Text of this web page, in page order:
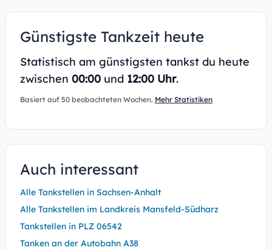
Günstigste Tankzeit heute
Statistisch am günstigsten tankst du heute
zwischen 00:00 und 12:00 Uhr.
Basiert auf 50 beobachteten Wochen. Mehr Statistiken
Auch interessant
Alle Tankstellen in Sachsen-Anhalt
Alle Tankstellen im Landkreis Mansfeld-Südharz
Tankstellen in PLZ 06542
Tanken an der Autobahn A38